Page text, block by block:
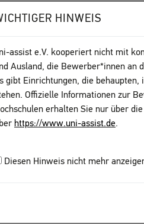
HINWEIS
assist e.V. kooperiert nicht mit
Ausland, die Bewerber*innen an
gibt Einrichtungen, die
Offizielle Informationen zur
erhalten Sie nur über
https://www.uni-assist.de.
Diesen Hinweis nicht mehr
kann meinen Online-Antrag
hochladen
kann ich meine
kann ich ein hochgeladenes